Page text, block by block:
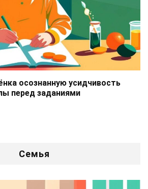
осознанную усидчивость
перед заданиями
Семья